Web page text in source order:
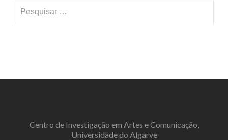
por:
Centro de Investigação em Artes e Comunicação,
Universidade do Algarve